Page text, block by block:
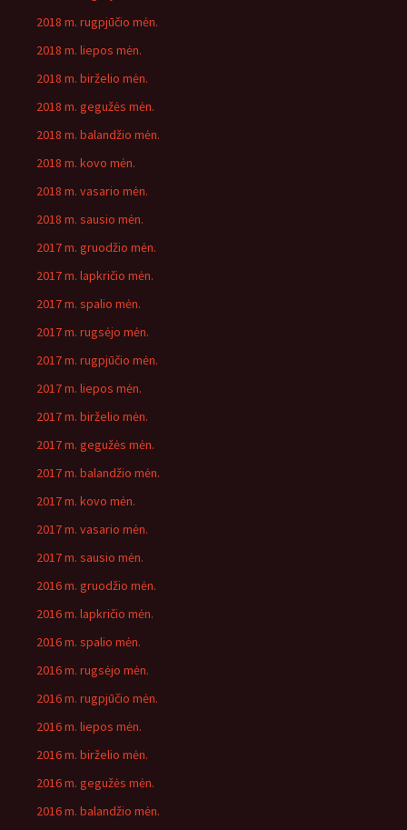
2018 m. rugpjūčio mėn.
2018 m. liepos mėn.
2018 m. birželio mėn.
2018 m. gegužės mėn.
2018 m. balandžio mėn.
2018 m. kovo mėn.
2018 m. vasario mėn.
2018 m. sausio mėn.
2017 m. gruodžio mėn.
2017 m. lapkričio mėn.
2017 m. spalio mėn.
2017 m. rugsėjo mėn.
2017 m. rugpjūčio mėn.
2017 m. liepos mėn.
2017 m. birželio mėn.
2017 m. gegužės mėn.
2017 m. balandžio mėn.
2017 m. kovo mėn.
2017 m. vasario mėn.
2017 m. sausio mėn.
2016 m. gruodžio mėn.
2016 m. lapkričio mėn.
2016 m. spalio mėn.
2016 m. rugsėjo mėn.
2016 m. rugpjūčio mėn.
2016 m. liepos mėn.
2016 m. birželio mėn.
2016 m. gegužės mėn.
2016 m. balandžio mėn.